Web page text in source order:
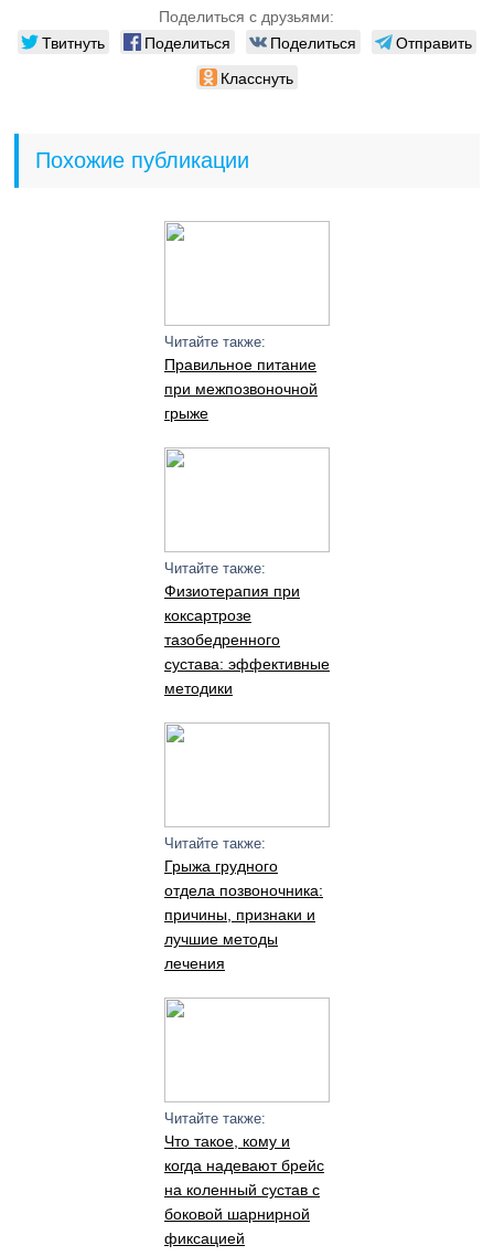
Поделиться с друзьями:
Твитнуть Поделиться Поделиться
Отправить
Класснуть
Похожие публикации
Читайте также:
Правильное питание
при межпозвоночной
грыже
Читайте также:
Физиотерапия при
коксартрозе
тазобедренного
сустава: эффективные
методики
Читайте также:
Грыжа грудного
отдела позвоночника:
причины, признаки и
лучшие методы
лечения
Читайте также:
Что такое, кому и
когда надевают брейс
на коленный сустав с
боковой шарнирной
фиксацией